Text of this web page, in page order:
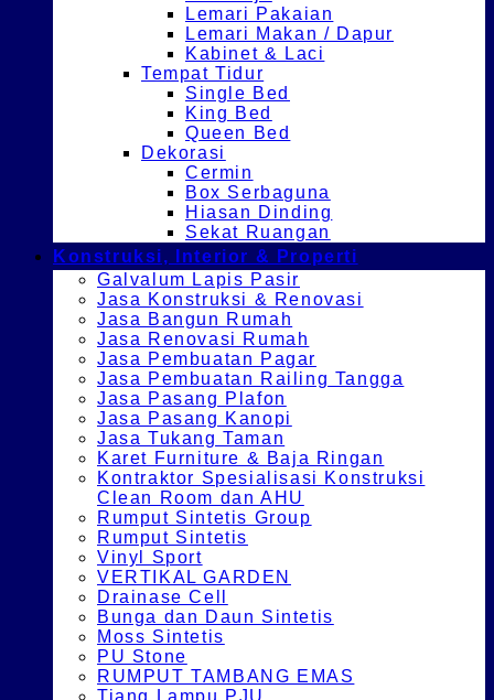
Lemari Pakaian
Lemari Makan / Dapur
Kabinet & Laci
Tempat Tidur
Single Bed
King Bed
Queen Bed
Dekorasi
Cermin
Box Serbaguna
Hiasan Dinding
Sekat Ruangan
Konstruksi, Interior & Properti
Galvalum Lapis Pasir
Jasa Konstruksi & Renovasi
Jasa Bangun Rumah
Jasa Renovasi Rumah
Jasa Pembuatan Pagar
Jasa Pembuatan Railing Tangga
Jasa Pasang Plafon
Jasa Pasang Kanopi
Jasa Tukang Taman
Karet Furniture & Baja Ringan
Kontraktor Spesialisasi Konstruksi
Clean Room dan AHU
Rumput Sintetis Group
Rumput Sintetis
Vinyl Sport
VERTIKAL GARDEN
Drainase Cell
Bunga dan Daun Sintetis
Moss Sintetis
PU Stone
RUMPUT TAMBANG EMAS
Tiang Lampu PJU